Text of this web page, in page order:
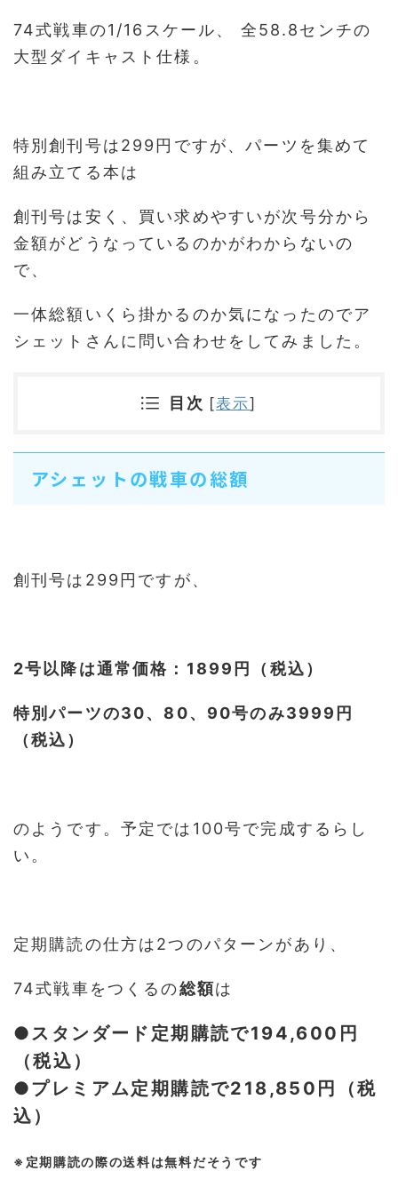
74式戦車の1/16スケール、 全58.8センチの
大型ダイキャスト仕様。
特別創刊号は299円ですが、パーツを集めて
組み立てる本は
創刊号は安く、買い求めやすいが次号分から
金額がどうなっているのかがわからないの
で、
一体総額いくら掛かるのか気になったのでア
シェットさんに問い合わせをしてみました。
目次 [表示]
アシェットの戦車の総額
創刊号は299円ですが、
2号以降は通常価格：1899円（税込）
特別パーツの30、80、90号のみ3999円
（税込）
のようです。予定では100号で完成するらし
い。
定期購読の仕方は2つのパターンがあり、
74式戦車をつくるの総額は
●スタンダード定期購読で194,600円
（税込）
●プレミアム定期購読で218,850円（税
込）
※定期購読の際の送料は無料だそうです